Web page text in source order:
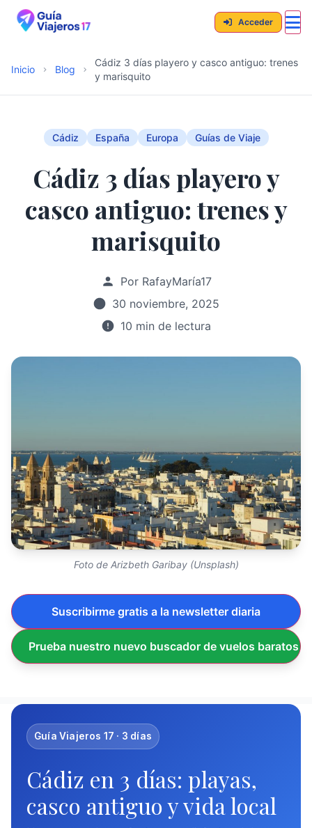
Acceder
Inicio Blog
Cádiz 3 días playero y casco antiguo: trenes
y marisquito
Cádiz España Europa Guías de Viaje
Cádiz 3 días playero y
casco antiguo: trenes y
marisquito
Por RafayMaría17
30 noviembre, 2025
10 min de lectura
Foto de Arizbeth Garibay (Unsplash)
Suscribirme gratis a la newsletter diaria
Prueba nuestro nuevo buscador de vuelos baratos
Guía Viajeros 17 · 3 días
Cádiz en 3 días: playas,
casco antiguo y vida local